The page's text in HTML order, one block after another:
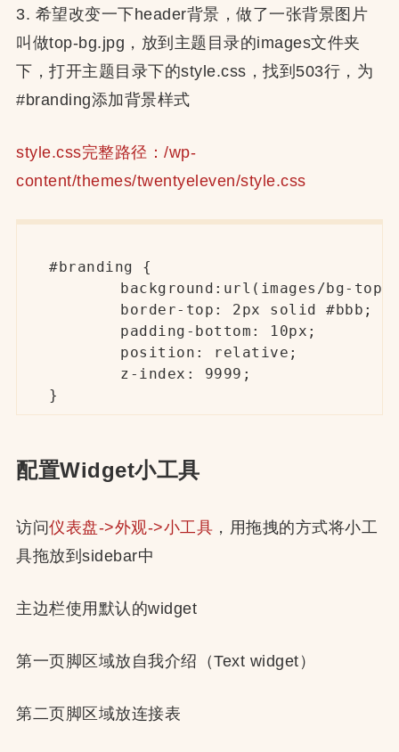
3. 希望改变一下header背景，做了一张背景图片
叫做top-bg.jpg，放到主题目录的images文件夹
下，打开主题目录下的style.css，找到503行，为
#branding添加背景样式
style.css完整路径：/wp-
content/themes/twentyeleven/style.css
#branding {
}
配置Widget小工具
访问仪表盘->外观->小工具 ，用拖拽的方式将小工
具拖放到sidebar中
主边栏使用默认的widget
第一页脚区域放自我介绍（Text widget）
第二页脚区域放连接表